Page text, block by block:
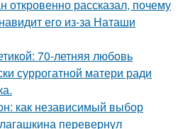
откровенно рассказал, почему
его из-за Наташи
70-летняя любовь
суррогатной матери ради
как независимый выбор
перевернул